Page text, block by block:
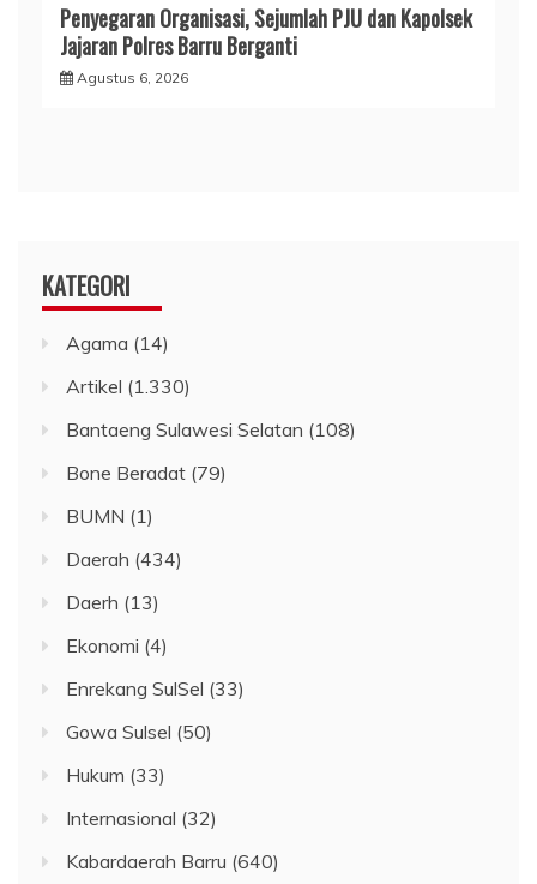
​Penyegaran Organisasi, Sejumlah PJU dan Kapolsek
Jajaran Polres Barru Berganti
Agustus 6, 2026
KATEGORI
Agama (14)
Artikel (1.330)
Bantaeng Sulawesi Selatan (108)
Bone Beradat (79)
BUMN (1)
Daerah (434)
Daerh (13)
Ekonomi (4)
Enrekang SulSel (33)
Gowa Sulsel (50)
Hukum (33)
Internasional (32)
Kabardaerah Barru (640)